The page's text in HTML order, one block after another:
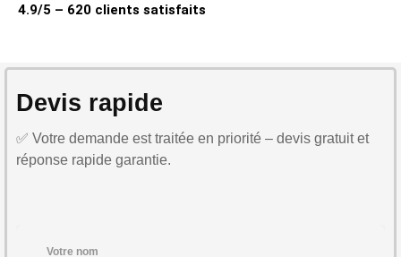
4.9/5 – 620 clients satisfaits
Devis rapide
✅ Votre demande est traitée en priorité – devis gratuit et
réponse rapide garantie.
Votre nom